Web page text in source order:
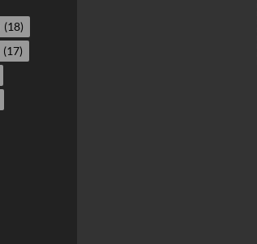
(18)
(17)